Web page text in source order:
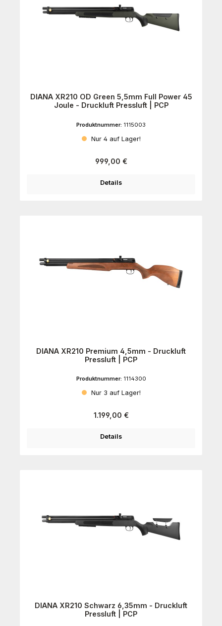
DIANA XR210 OD Green 5,5mm Full Power 45
Joule - Druckluft Pressluft | PCP
Produktnummer: 1115003
Nur 4 auf Lager!
Regulärer Preis:
999,00 €
Details
DIANA XR210 Premium 4,5mm - Druckluft
Pressluft | PCP
Produktnummer: 1114300
Nur 3 auf Lager!
Regulärer Preis:
1.199,00 €
Details
DIANA XR210 Schwarz 6,35mm - Druckluft
Pressluft | PCP